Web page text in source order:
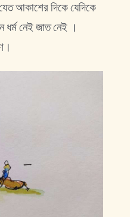
আকাশের দিকে যেদিকে
ধর্ম নেই জাত নেই ।